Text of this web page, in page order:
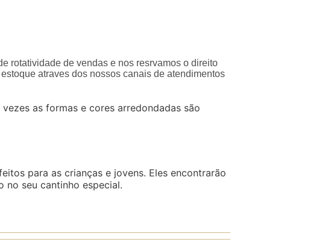
rotatividade de vendas e nos resrvamos o direito
atraves dos nossos canais de atendimentos
as formas e cores arredondadas são
para as crianças e jovens. Eles encontrarão
seu cantinho especial.